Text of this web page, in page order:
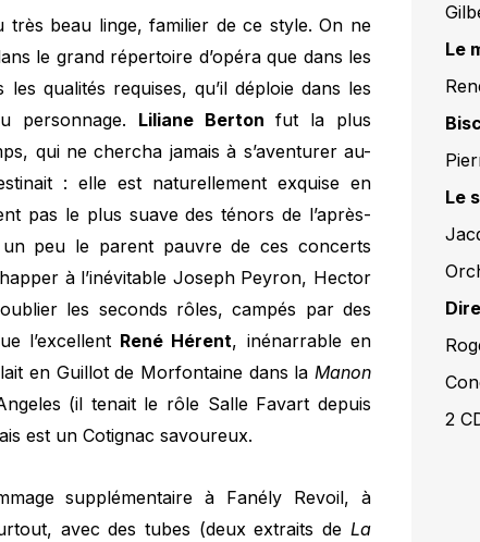
beau linge, familier de ce style. On ne
le grand répertoire d’opéra que dans les
qualités requises, qu’il déploie dans les
personnage. Liliane Berton fut la plus
qui ne chercha jamais à s’aventurer au-
: elle est naturellement exquise en
pas le plus suave des ténors de l’après-
peu le parent pauvre de ces concerts
à l’inévitable Joseph Peyron, Hector
les seconds rôles, campés par des
l’excellent René Hérent, inénarrable en
en Guillot de Morfontaine dans la Manon
(il tenait le rôle Salle Favart depuis
est un Cotignac savoureux.
supplémentaire à Fanély Revoil, à
avec des tubes (deux extraits de La
Le
Le
2